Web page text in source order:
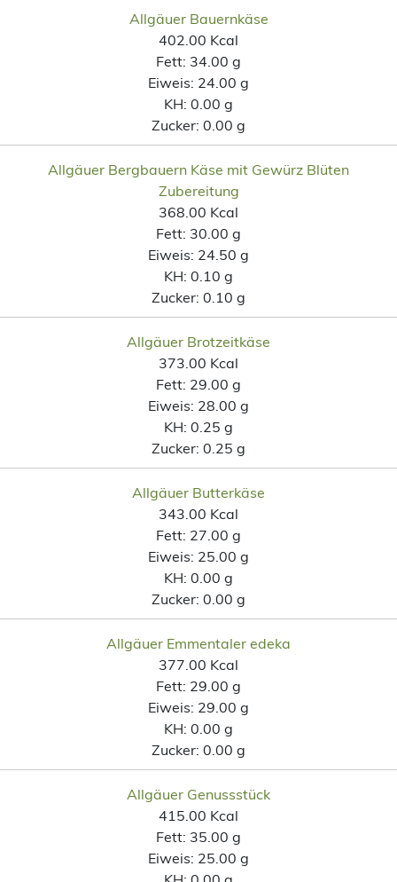
Allgäuer Bauernkäse
402.00 Kcal
Fett: 34.00 g
Eiweis: 24.00 g
KH: 0.00 g
Zucker: 0.00 g
Allgäuer Bergbauern Käse mit Gewürz Blüten
Zubereitung
368.00 Kcal
Fett: 30.00 g
Eiweis: 24.50 g
KH: 0.10 g
Zucker: 0.10 g
Allgäuer Brotzeitkäse
373.00 Kcal
Fett: 29.00 g
Eiweis: 28.00 g
KH: 0.25 g
Zucker: 0.25 g
Allgäuer Butterkäse
343.00 Kcal
Fett: 27.00 g
Eiweis: 25.00 g
KH: 0.00 g
Zucker: 0.00 g
Allgäuer Emmentaler edeka
377.00 Kcal
Fett: 29.00 g
Eiweis: 29.00 g
KH: 0.00 g
Zucker: 0.00 g
Allgäuer Genussstück
415.00 Kcal
Fett: 35.00 g
Eiweis: 25.00 g